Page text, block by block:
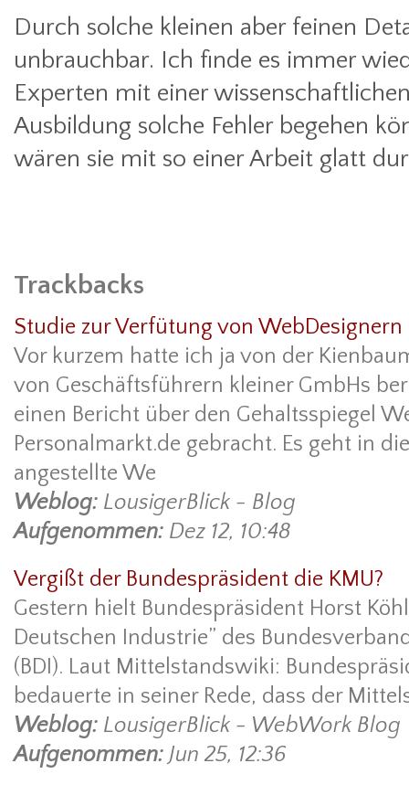
Durch solche kleinen aber feinen
unbrauchbar. Ich finde es immer
Experten mit einer
Ausbildung solche Fehler begehen
wären sie mit so einer Arbeit glatt
Trackbacks
Studie zur Verfütung von WebDesignern
Vor kurzem hatte ich ja von der
von Geschäftsführern kleiner GmbHs
einen Bericht über den Gehaltsspiegel
Personalmarkt.de gebracht. Es geht in
angestellte We
Weblog: LousigerBlick - Blog
Aufgenommen: Dez 12, 10:48
Vergißt der Bundespräsident die KMU?
Gestern hielt Bundespräsident Horst
Deutschen Industrie” des
(BDI). Laut Mittelstandswiki:
bedauerte in seiner Rede, dass der
Weblog: LousigerBlick - WebWork Blog
Aufgenommen: Jun 25, 12:36